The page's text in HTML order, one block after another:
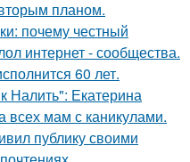
планом.
почему честный
интернет - сообщества.
60 лет.
Налить": Екатерина
мам с каникулами.
публику своими